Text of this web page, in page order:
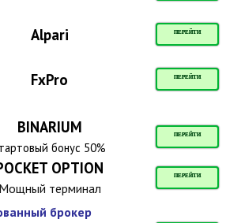
Alpari ПЕРЕЙТИ
FxPro ПЕРЕЙТИ
BINARIUM ПЕРЕЙТИ
бонус 50%
OPTION ПЕРЕЙТИ
Мощный терминал
брокер